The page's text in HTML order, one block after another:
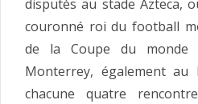
disputés au stade Azteca,
couronné roi du football
de la Coupe du monde
Monterrey, également au
chacune quatre